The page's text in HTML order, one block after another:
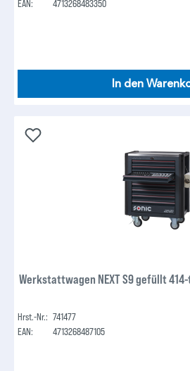
EAN: 4713268483350
In den
Werkstattwagen NEXT S9 gefüllt
Hrst.-Nr.: 741477
EAN:
4713268487105